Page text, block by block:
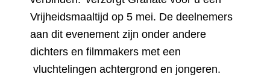
Vrijheidsmaaltijd op 5 mei. De deelnemers
aan dit evenement zijn onder andere
dichters en filmmakers met een
vluchtelingen achtergrond en jongeren.